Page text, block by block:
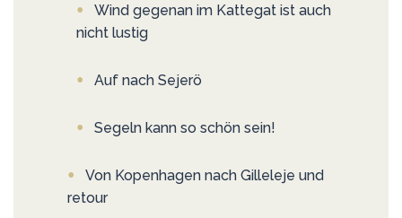
Wind gegenan im Kattegat ist auch
nicht lustig
Auf nach Sejerö
Segeln kann so schön sein!
Von Kopenhagen nach Gilleleje und
retour